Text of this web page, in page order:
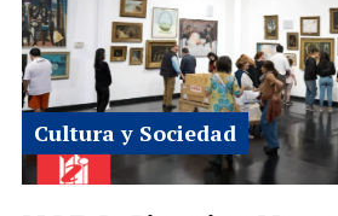
Cultura y Sociedad